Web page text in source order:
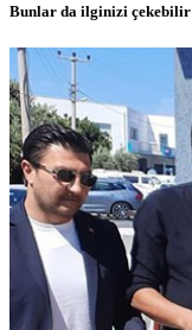
Bunlar da ilginizi çekebilir